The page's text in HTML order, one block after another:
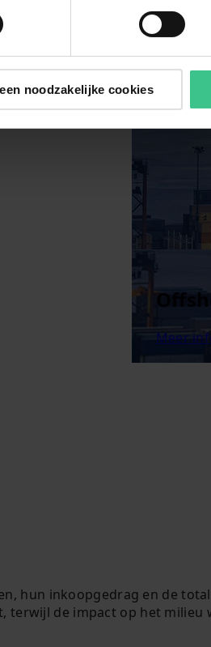
noodzakelijke cookies
Meer
hun inkoopgedrag en de
de impact op het milieu